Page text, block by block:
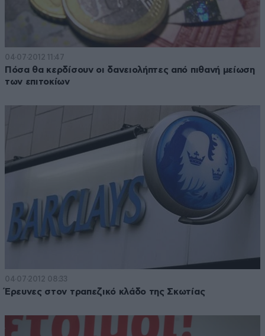
04·07·2012 11:47
Πόσα θα κερδίσουν οι δανειολήπτες από πιθανή μείωση
των επιτοκίων
04·07·2012 08:33
Έρευνες στον τραπεζικό κλάδο της Σκωτίας